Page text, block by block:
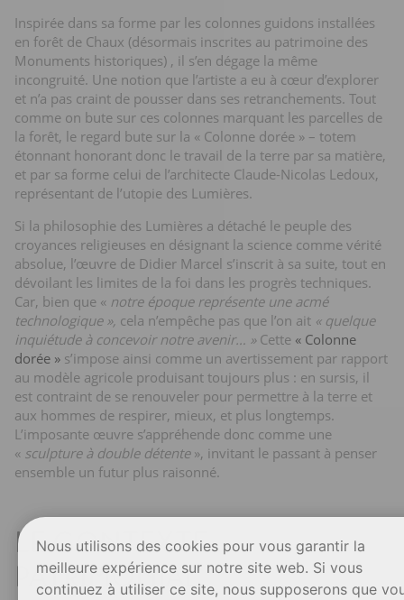
Inspirée dans sa forme par les colonnes guidons installées
en forêt de Chaux (désormais inscrites au patrimoine des
Monuments historiques) , il s’en dégage la même
incongruité. Une notion que l’artiste a eu à cœur d’explorer
et n’a pas craint de pousser dans ses retranchements. Tout
comme on bute sur ces colonnes marquant les parcelles de
la forêt, le regard bute sur la « Colonne dorée » – totem
étonnant honorant donc le travail de la terre par sa matière,
et par sa forme celui de l’architecte Claude-Nicolas Ledoux,
représentant de l’utopie des Lumières.
Si la philosophie des Lumières a détaché le peuple des
croyances religieuses en désignant la science comme vérité
absolue, l’œuvre de Didier Marcel s’inscrit à sa suite, tout en
dévoilant les limites de la foi dans les progrès techniques.
Car, bien que « notre époque représente une acmé
technologique », cela n’empêche pas que l’on ait « quelque
inquiétude à concevoir notre avenir… »Cette « Colonne
dorée » s’impose ainsi comme un avertissement par rapport
au modèle agricole produisant toujours plus : en sursis, il
est contraint de se renouveler pour permettre à la terre et
aux hommes de respirer, mieux, et plus longtemps.
L’imposante œuvre s’appréhende donc comme une
« sculpture à double détente », invitant le passant à penser
ensemble un futur plus raisonné.
LE CONTEXTE
PATRIMONIAL
Nous utilisons des cookies pour vous garantir la
meilleure expérience sur notre site web. Si vous
continuez à utiliser ce site, nous supposerons que